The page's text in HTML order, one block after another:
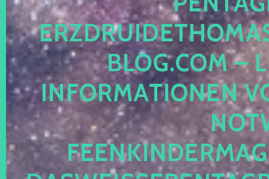
LOG.COM –
NFORMATIONEN